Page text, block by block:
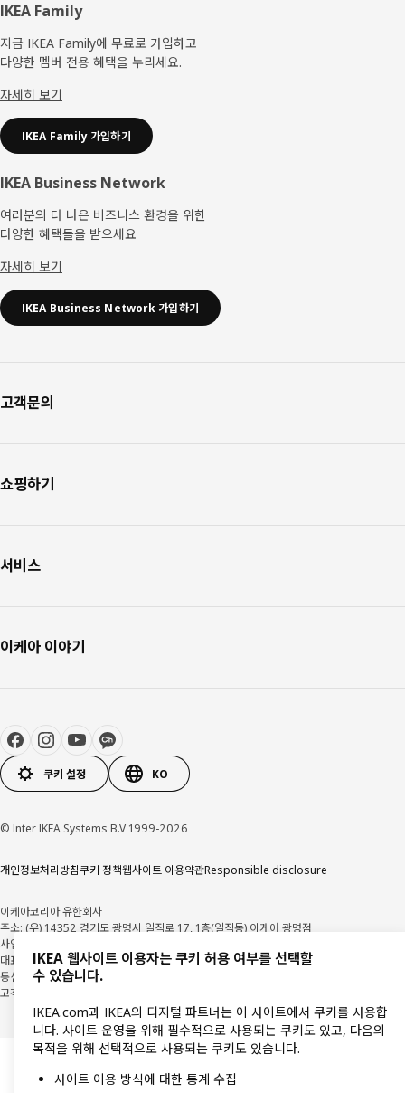
푸
터
IKEA Family
지금 IKEA Family에 무료로 가입하고
다양한 멤버 전용 혜택을 누리세요.
자세히 보기
IKEA Family 가입하기
IKEA Business Network
여러분의 더 나은 비즈니스 환경을 위한
다양한 혜택들을 받으세요
자세히 보기
IKEA Business Network 가입하기
고객문의
쇼핑하기
서비스
이케아 이야기
쿠키 설정 KO
© Inter IKEA Systems B.V 1999-2026
개인정보처리방침쿠키 정책웹사이트 이용약관Responsible disclosure
이케아코리아 유한회사
주소: (우) 14352 경기도 광명시 일직로 17, 1층(일직동) 이케아 광명점
사업자 등록번호: 106-86-82871
대표자: 이사벨 푸치 팔렘
통신판매업 신고: 2018-경기광명-0209
고객지원센터: 1670-4532
IKEA 웹사이트 이용자는 쿠키 허용 여부를 선택할
수 있습니다.
IKEA.com과 IKEA의 디지털 파트너는 이 사이트에서 쿠키를 사용합
니다. 사이트 운영을 위해 필수적으로 사용되는 쿠키도 있고, 다음의
목적을 위해 선택적으로 사용되는 쿠키도 있습니다.
사이트 이용 방식에 대한 통계 수집